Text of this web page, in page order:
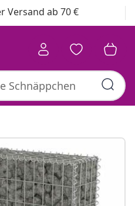
Versand ab 70 €